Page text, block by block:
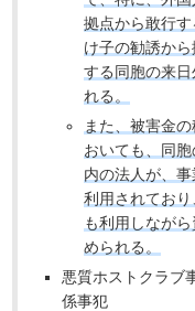
拠点から敢行
け子の勧誘か
する同胞の来
れる。
また、被害金
おいても、同
内の法人が、
利用されてお
も利用しなが
められる。
悪質ホストクラブ
係事犯